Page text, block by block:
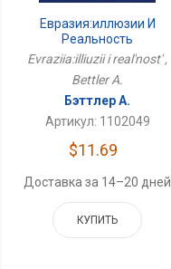
Евразия:иллюзии И
Реальность
Evraziia:illiuzii i real'nost' ,
Bettler A.
Бэттлер А.
Артикул: 1102049
$11.69
Доставка за 14–20 дней
КУПИТЬ